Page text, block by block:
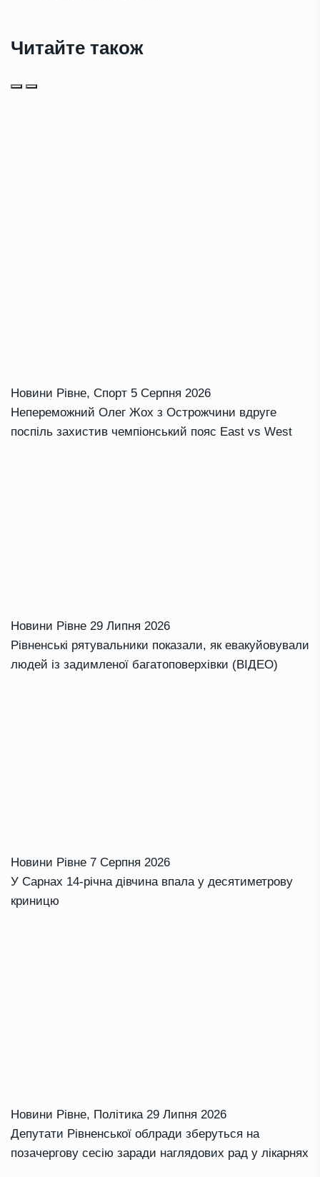
Читайте також
Новини Рівне, Спорт 5 Серпня 2026
Непереможний Олег Жох з Острожчини вдруге
поспіль захистив чемпіонський пояс East vs West
Новини Рівне 29 Липня 2026
Рівненські рятувальники показали, як евакуйовували
людей із задимленої багатоповерхівки (ВІДЕО)
Новини Рівне 7 Серпня 2026
У Сарнах 14-річна дівчина впала у десятиметрову
криницю
Новини Рівне, Політика 29 Липня 2026
Депутати Рівненської облради зберуться на
позачергову сесію заради наглядових рад у лікарнях